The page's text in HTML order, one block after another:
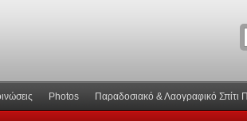
Photos Παραδοσιακό & Λαογραφικό Σπίτι